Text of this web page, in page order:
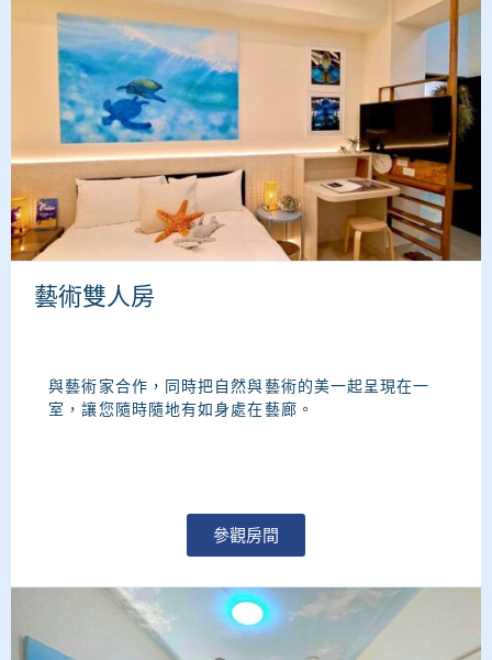
藝術雙人房
與藝術家合作，同時把自然與藝術的美一起呈現在一
室，讓您隨時隨地有如身處在藝廊。
參觀房間